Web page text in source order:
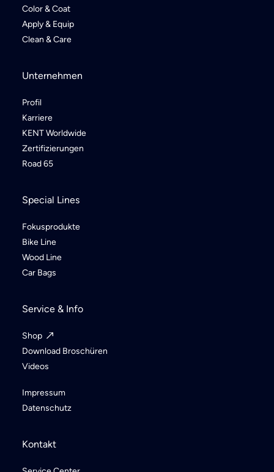
Color & Coat
Apply & Equip
Clean & Care
Unternehmen
Profil
Karriere
KENT Worldwide
Zertifizierungen
Road 65
Special Lines
Fokusprodukte
Bike Line
Wood Line
Car Bags
Service & Info
Shop
Download Broschüren
Videos
Impressum
Datenschutz
Kontakt